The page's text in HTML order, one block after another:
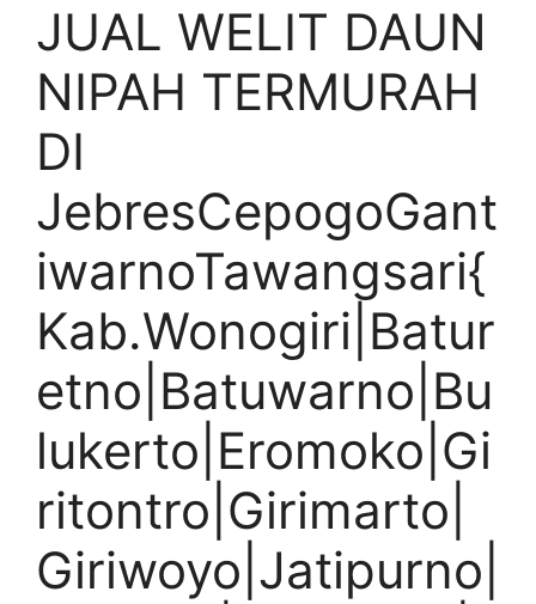
JUAL WELIT DAUN
NIPAH TERMURAH
DI
JebresCepogoGant
iwarnoTawangsari{
Kab.Wonogiri|Batur
etno|Batuwarno|Bu
lukerto|Eromoko|Gi
ritontro|Girimarto|
Giriwoyo|Jatipurno|